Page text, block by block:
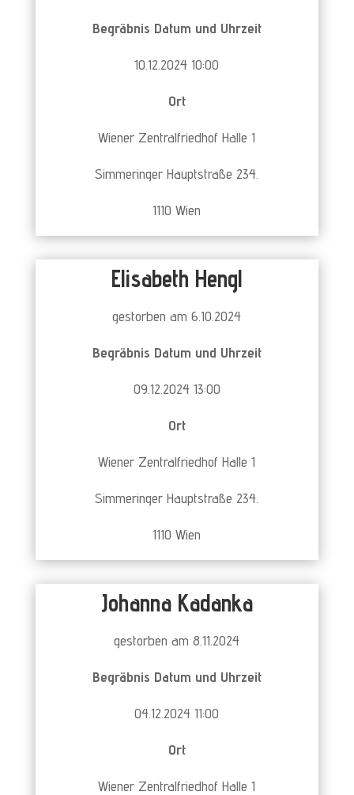
Begräbnis Datum und Uhrzeit
10.12.2024 10:00
Ort
Wiener Zentralfriedhof Halle 1
Simmeringer Hauptstraße 234.
1110 Wien
Elisabeth Hengl
gestorben am 6.10.2024
Begräbnis Datum und Uhrzeit
09.12.2024 13:00
Ort
Wiener Zentralfriedhof Halle 1
Simmeringer Hauptstraße 234.
1110 Wien
Johanna Kadanka
gestorben am 8.11.2024
Begräbnis Datum und Uhrzeit
04.12.2024 11:00
Ort
Wiener Zentralfriedhof Halle 1